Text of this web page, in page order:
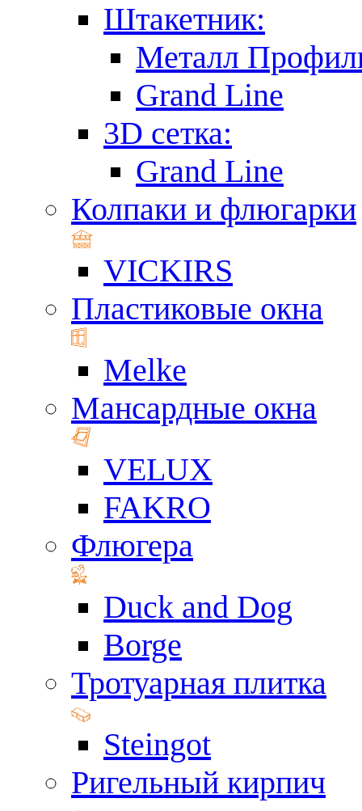
Штакетник:
Металл
Grand Line
3D сетка:
Grand Line
Колпаки и флюгарки
VICKIRS
Пластиковые окна
Melke
Мансардные окна
VELUX
FAKRO
Флюгера
Duck and Dog
Borge
Тротуарная плитка
Steingot
Ригельный кирпич